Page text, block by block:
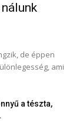
de éppen
ami
a tészta,